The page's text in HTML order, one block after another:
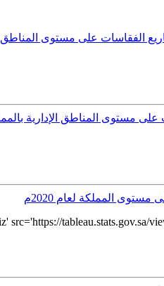
على مستوى المناطق
المناطق الإدارية بالمملكة
المملكة لعام 2020م